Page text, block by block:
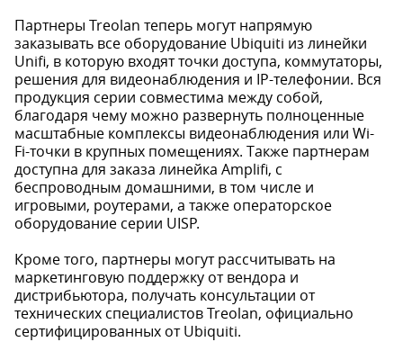
Партнеры Treolan теперь могут напрямую
заказывать все оборудование Ubiquiti из линейки
Unifi, в которую входят точки доступа, коммутаторы,
решения для видеонаблюдения и IP-телефонии. Вся
продукция серии совместима между собой,
благодаря чему можно развернуть полноценные
масштабные комплексы видеонаблюдения или Wi-
Fi-точки в крупных помещениях. Также партнерам
доступна для заказа линейка Amplifi, с
беспроводным домашними, в том числе и
игровыми, роутерами, а также операторское
оборудование серии UISP.
Кроме того, партнеры могут рассчитывать на
маркетинговую поддержку от вендора и
дистрибьютора, получать консультации от
технических специалистов Treolan, официально
сертифицированных от Ubiquiti.